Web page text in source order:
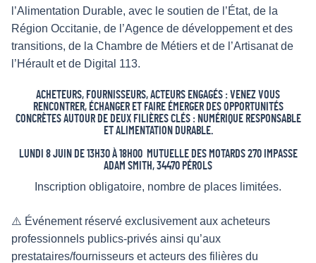
l’Alimentation Durable, avec le soutien de l’État, de la
Région Occitanie, de l’Agence de développement et des
transitions, de la Chambre de Métiers et de l’Artisanat de
l’Hérault et de Digital 113.
ACHETEURS, FOURNISSEURS, ACTEURS ENGAGÉS : VENEZ VOUS
RENCONTRER, ÉCHANGER ET FAIRE ÉMERGER DES OPPORTUNITÉS
CONCRÈTES AUTOUR DE DEUX FILIÈRES CLÉS : NUMÉRIQUE RESPONSABLE
ET ALIMENTATION DURABLE.
LUNDI 8 JUIN DE 13H30 À 18H00 MUTUELLE DES MOTARDS 270 IMPASSE
ADAM SMITH, 34470 PÉROLS
Inscription obligatoire, nombre de places limitées.
⚠️ Événement réservé exclusivement aux acheteurs
professionnels publics-privés ainsi qu’aux
prestataires/fournisseurs et acteurs des filières du